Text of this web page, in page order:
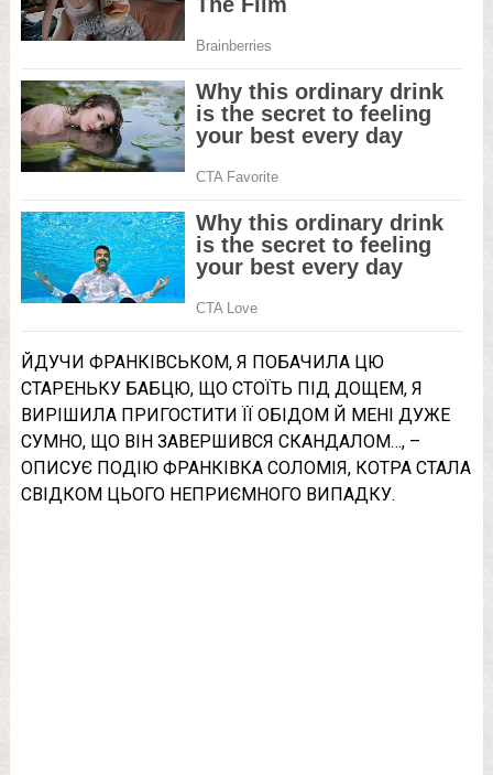
ЙДУЧИ ФРАНКІВСЬКОМ, Я ПОБАЧИЛА ЦЮ
СТАРЕНЬКУ БАБЦЮ, ЩО СТОЇТЬ ПІД ДОЩЕМ, Я
ВИРІШИЛА ПРИГОСТИТИ ЇЇ ОБІДОМ Й МЕНІ ДУЖЕ
СУМНО, ЩО ВІН ЗАВЕРШИВСЯ СКАНДАЛОМ…, –
ОПИСУЄ ПОДІЮ ФРАНКІВКА СОЛОМІЯ, КОТРА СТАЛА
СВІДКОМ ЦЬОГО НЕПРИЄМНОГО ВИПАДКУ.